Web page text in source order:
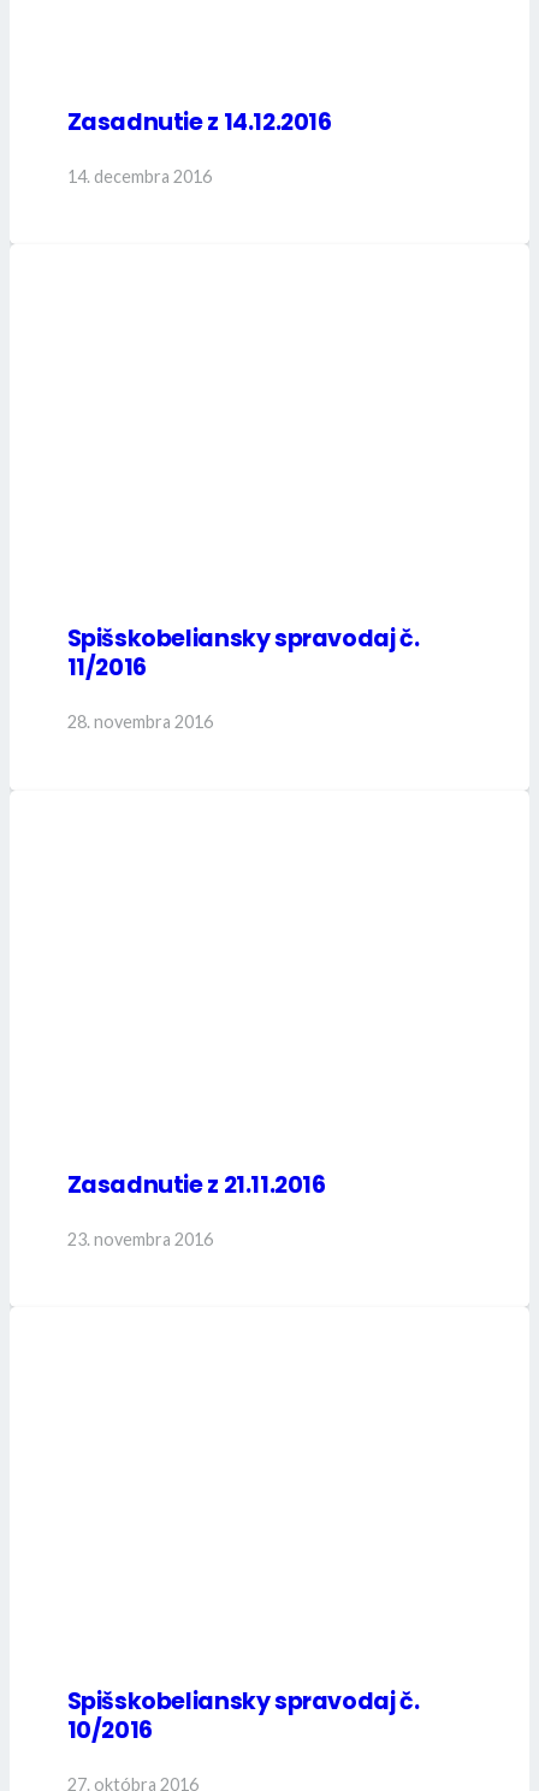
Zasadnutie z 14.12.2016
14. decembra 2016
Spišskobeliansky spravodaj č.
11/2016
28. novembra 2016
Zasadnutie z 21.11.2016
23. novembra 2016
Spišskobeliansky spravodaj č.
10/2016
27. októbra 2016